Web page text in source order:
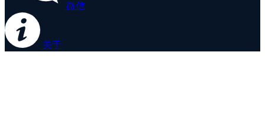
微信
关于